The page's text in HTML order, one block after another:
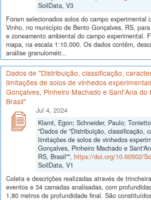
SoilData, V3
Foram selecionados solos do campo experimental
Vinho, no município de Bento Gonçalves, RS,
e zoneamento ambiental do campo experimental.
mapa, na escala 1:10.000. Os dados contêm,
análise granulométr...
Dados de "Distribuição, classificação,
limitações de solos de vinhedos
Gonçalves, Pinheiro Machado e Sant'Ana do
Brasil"
Jul 4, 2024
Klamt, Egon; Schneider, Paulo;
"Dados de "Distribuição, classificação,
limitações de solos de vinhedos
Gonçalves, Pinheiro Machado e
RS, Brasil"", https://doi.org/10.60502/
SoilData, V1
Coleta e descrições realizadas através de
eventos e 34 camadas analisadas, com
1,80 metros de profundidade final. São